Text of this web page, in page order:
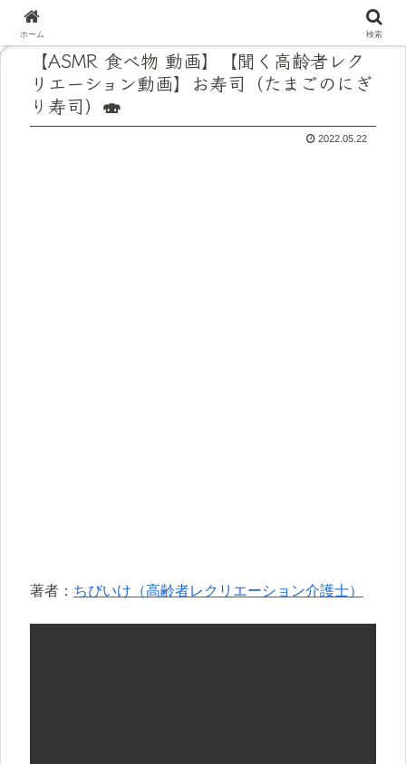
【ASMR 食べ物 動画】【聞く高齢者レク
リエーション動画】お寿司（たまごのにぎ
り寿司）🍣
2022.05.22
著者： ちびいけ（高齢者レクリエーション介護士）
ホーム 検索